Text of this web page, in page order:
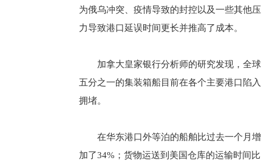
为俄乌冲突、疫情导致的封控以及一些其他压
力导致港口延误时间更长并推高了成本。
加拿大皇家银行分析师的研究发现，全球
五分之一的集装箱船目前在各个主要港口陷入
拥堵。
在华东港口外等泊的船舶比过去一个月增
加了34%；货物运送到美国仓库的运输时间比